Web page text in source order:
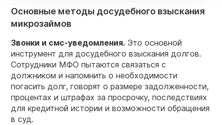
Основные методы досудебного взыскания
микрозаймов
Звонки и смс-уведомления. Это основной
инструмент для досудебного взыскания долгов.
Сотрудники МФО пытаются связаться с
должником и напомнить о необходимости
погасить долг, говорят о размере задолженности,
процентах и штрафах за просрочку, последствиях
для кредитной истории и возможности обращения
в суд.